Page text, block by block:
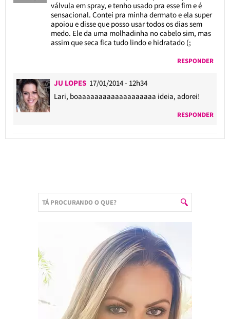
válvula em spray, e tenho usado pra esse fim e é
sensacional. Contei pra minha dermato e ela super
apoiou e disse que posso usar todos os dias sem
medo. Ele da uma molhadinha no cabelo sim, mas
assim que seca fica tudo lindo e hidratado (;
RESPONDER
JU LOPES 17/01/2014 - 12h34
Lari, boaaaaaaaaaaaaaaaaaaa ideia, adorei!
RESPONDER